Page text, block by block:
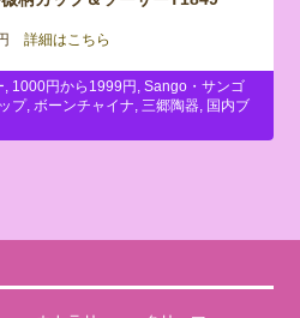
詳細はこちら
1000円から1999円 ,Sango・サンゴ
プ, ボーンチャイナ 三郷陶器
国内ブ